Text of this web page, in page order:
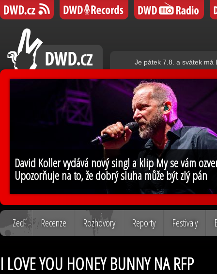
Je pátek 7.8. a svátek má
David Koller vydává nový singl a klip My se vám
Upozorňuje na to, že dobrý sluha může být zlý pán
Zeď Recenze Rozhovory Reporty Festivaly
I LOVE YOU HONEY BUNNY NA RFP